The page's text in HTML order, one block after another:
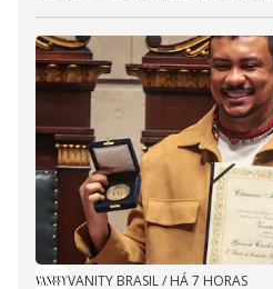
VANITY BRASIL/ HÁ 7 HORAS